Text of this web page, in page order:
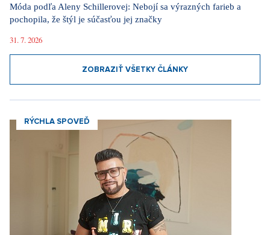
Móda podľa Aleny Schillerovej: Nebojí sa výrazných farieb a
pochopila, že štýl je súčasťou jej značky
31. 7. 2026
ZOBRAZIŤ VŠETKY ČLÁNKY
RÝCHLA SPOVEĎ